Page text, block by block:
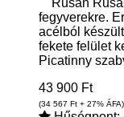
Rusan
fegyverekre.
acélból
fekete felület
Picatinny
43 900 Ft
(34 567 Ft + 27%